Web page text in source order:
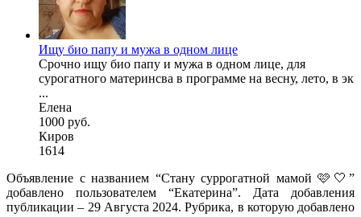
Ищу био папу и мужа в одном лице
Срочно ищу био папу и мужа в одном лице, для
сурогатного материнсва в программе на весну, лето, в эк
...
Елена
1000 руб.
Киров
1614
Объявление с названием “Стану суррогатной мамой 🩷🤍”
добавлено пользователем “Екатерина”. Дата добавления
публикации – 29 Августа 2024. Рубрика, в которую добавлено